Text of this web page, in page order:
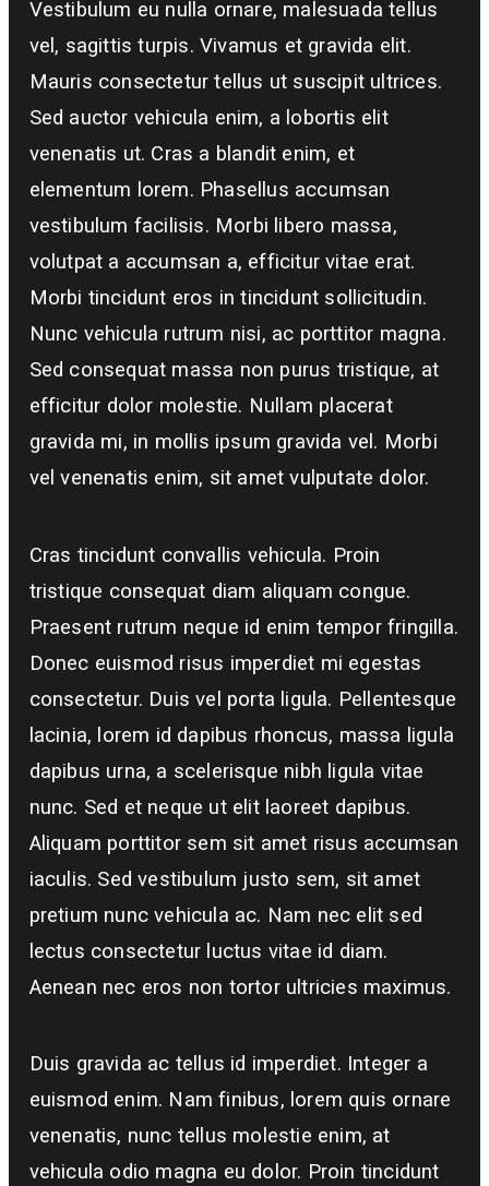
Vestibulum eu nulla ornare, malesuada tellus
vel, sagittis turpis. Vivamus et gravida elit.
Mauris consectetur tellus ut suscipit ultrices.
Sed auctor vehicula enim, a lobortis elit
venenatis ut. Cras a blandit enim, et
elementum lorem. Phasellus accumsan
vestibulum facilisis. Morbi libero massa,
volutpat a accumsan a, efficitur vitae erat.
Morbi tincidunt eros in tincidunt sollicitudin.
Nunc vehicula rutrum nisi, ac porttitor magna.
Sed consequat massa non purus tristique, at
efficitur dolor molestie. Nullam placerat
gravida mi, in mollis ipsum gravida vel. Morbi
vel venenatis enim, sit amet vulputate dolor.
Cras tincidunt convallis vehicula. Proin
tristique consequat diam aliquam congue.
Praesent rutrum neque id enim tempor fringilla.
Donec euismod risus imperdiet mi egestas
consectetur. Duis vel porta ligula. Pellentesque
lacinia, lorem id dapibus rhoncus, massa ligula
dapibus urna, a scelerisque nibh ligula vitae
nunc. Sed et neque ut elit laoreet dapibus.
Aliquam porttitor sem sit amet risus accumsan
iaculis. Sed vestibulum justo sem, sit amet
pretium nunc vehicula ac. Nam nec elit sed
lectus consectetur luctus vitae id diam.
Aenean nec eros non tortor ultricies maximus.
Duis gravida ac tellus id imperdiet. Integer a
euismod enim. Nam finibus, lorem quis ornare
venenatis, nunc tellus molestie enim, at
vehicula odio magna eu dolor. Proin tincidunt